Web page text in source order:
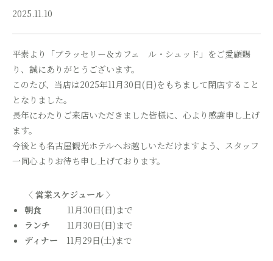
2025.11.10
平素より「ブラッセリー＆カフェ ル・シュッド」をご愛顧賜
り、誠にありがとうございます。
このたび、当店は2025年11月30日(日)をもちまして閉店すること
となりました。
長年にわたりご来店いただきました皆様に、心より感謝申し上げ
ます。
今後とも名古屋観光ホテルへお越しいただけますよう、スタッフ
一同心よりお待ち申し上げております。
〈 営業スケジュール 〉
朝食 11月30日(日)まで
ランチ 11月30日(日)まで
ディナー 11月29日(土)まで